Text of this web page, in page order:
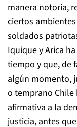
manera notoria,
ciertos
soldados
Iquique y Arica
tiempo y que, de
algún momento,
o temprano Chile
afirmativa a la
justicia, antes